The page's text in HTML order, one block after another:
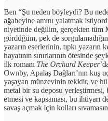
Ben “Şu neden böyleydi? Bu
ağabeyine amını yalatmak
niyetinde değilim, gerçekten tüm
gördüğüm, pek de
yazarın eserlerinin, tıpkı yazarın
hayatının sınırlarının ötesinde
ilk romanı The Orchard Keeper
Ownby, Apalaş Dağları’nın kuş
yaşayan münzevinin tekidir, ve
metal bir su deposu
etmesi ve kapsaması, bu ihtiyarı
savaş açmak için kolları